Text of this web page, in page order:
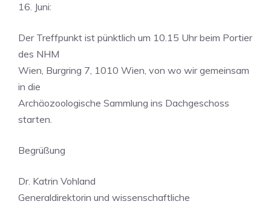
16. Juni:
Der Treffpunkt ist pünktlich um 10.15 Uhr beim Portier
des NHM
Wien, Burgring 7, 1010 Wien, von wo wir gemeinsam
in die
Archäozoologische Sammlung ins Dachgeschoss
starten.
Begrüßung
Dr. Katrin Vohland
Generaldirektorin und wissenschaftliche